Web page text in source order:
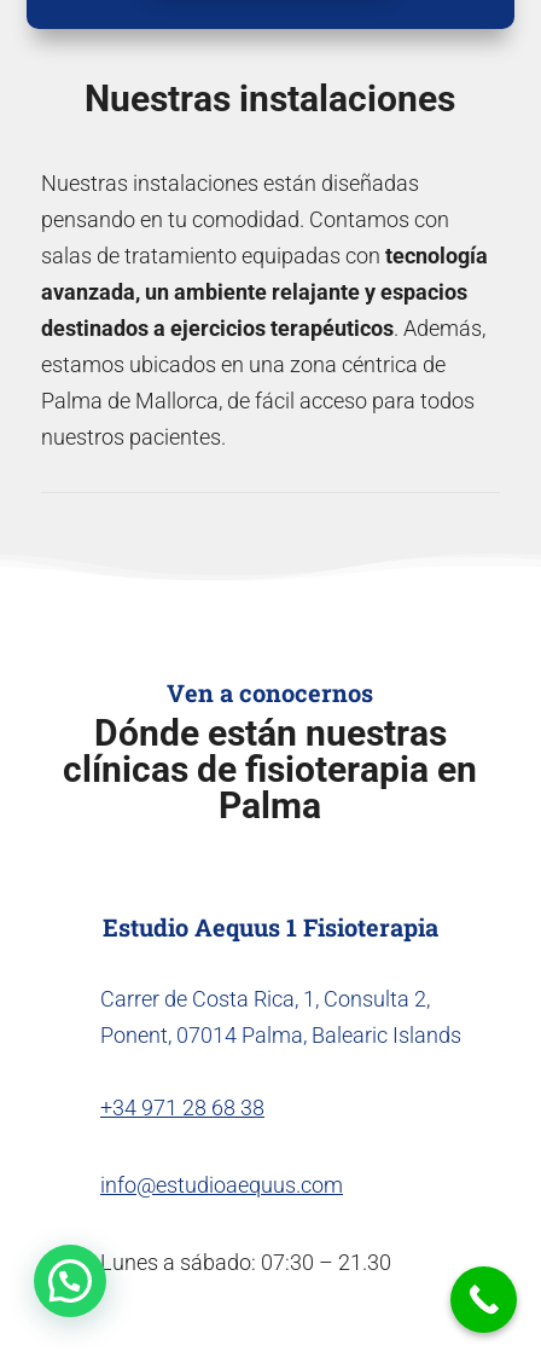
Nuestras instalaciones
Nuestras instalaciones están diseñadas
pensando en tu comodidad. Contamos con
salas de tratamiento equipadas con tecnología
avanzada, un ambiente relajante y espacios
destinados a ejercicios terapéuticos. Además,
estamos ubicados en una zona céntrica de
Palma de Mallorca, de fácil acceso para todos
nuestros pacientes.
Ven a conocernos
Dónde están nuestras
clínicas de fisioterapia en
Palma
Estudio Aequus 1 Fisioterapia
Carrer de Costa Rica, 1, Consulta 2,
Ponent, 07014 Palma, Balearic Islands
+34 971 28 68 38
info@estudioaequus.com
Lunes a sábado: 07:30 – 21.30